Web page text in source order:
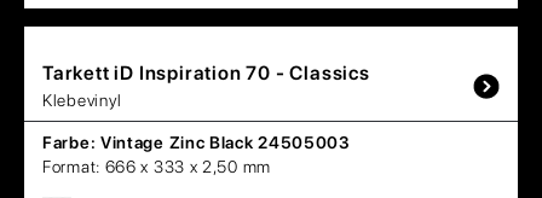
Tarkett iD Inspiration 70 - Classics
Klebevinyl
Farbe: Vintage Zinc Black 24505003
Format: 666 x 333 x 2,50 mm